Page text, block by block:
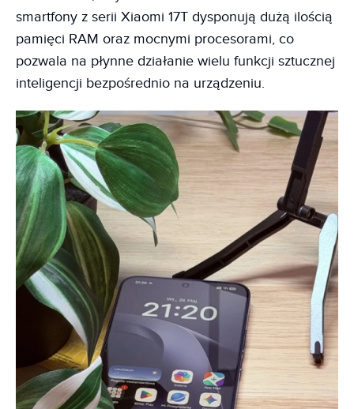
smartfony z serii Xiaomi 17T dysponują dużą ilością
pamięci RAM oraz mocnymi procesorami, co
pozwala na płynne działanie wielu funkcji sztucznej
inteligencji bezpośrednio na urządzeniu.